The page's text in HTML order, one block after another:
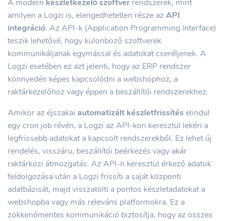
A modern készletkezelő szoftver rendszerek, mint
amilyen a Logzi is, elengedhetetlen része azAPI
integráció. Az API-k (Application Programming Interface)
teszik lehetővé, hogy különböző szoftverek
kommunikáljanak egymással és adatokat cseréljenek. A
Logzi esetében ez azt jelenti, hogy az ERP rendszer
könnyedén képes kapcsolódni a webshophoz, a
raktárkezelőhöz vagy éppen a beszállítói rendszerekhez.
Amikor az éjszakai automatizált készletfrissítés elindul
egy cron job révén, a Logzi az API-kon keresztül lekéri a
legfrissebb adatokat a kapcsolt rendszerekből. Ez lehet új
rendelés, visszáru, beszállítói beérkezés vagy akár
raktárközi átmozgatás. Az API-n keresztül érkező adatok
feldolgozása után a Logzi frissíti a saját központi
adatbázisát, majd visszatölti a pontos készletadatokat a
webshopba vagy más releváns platformokra. Ez a
zökkenőmentes kommunikáció biztosítja, hogy az összes